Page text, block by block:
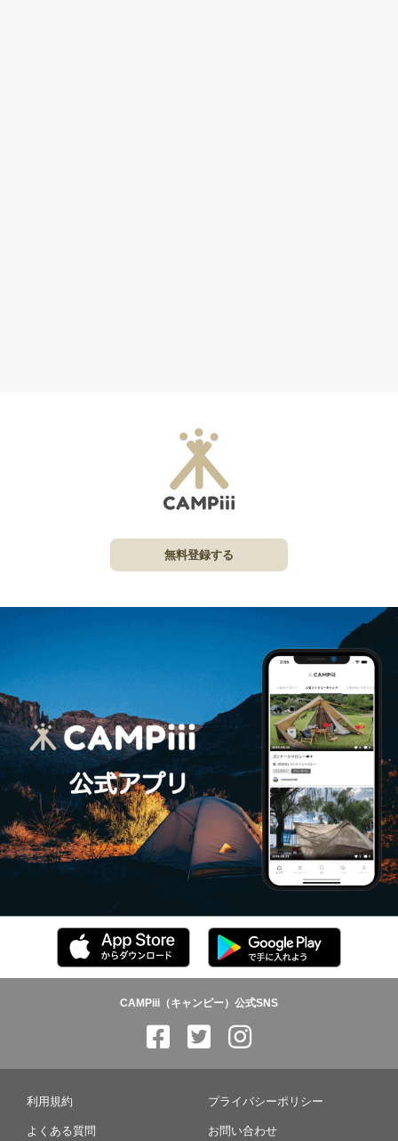
無料登録する
CAMPiii（キャンピー）公式SNS
利用規約 プライバシーポリシー
よくある質問 お問い合わせ